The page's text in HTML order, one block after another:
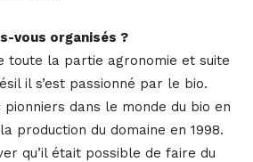
vous organisés ?
toute la partie agronomie et suite
il s’est passionné par le bio.
pionniers dans le monde du bio en
production du domaine en 1998.
qu’il était possible de faire du